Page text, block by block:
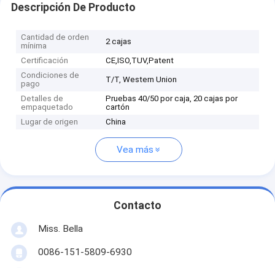
Descripción De Producto
Cantidad de orden
mínima
2 cajas
Certificación
CE,ISO,TUV,Patent
Condiciones de
pago
T/T, Western Union
Detalles de
empaquetado
Pruebas 40/50 por caja, 20 cajas por
cartón
Lugar de origen
China
Vea más
Contacto
Miss. Bella
0086-151-5809-6930